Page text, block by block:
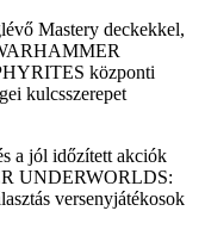
Mastery deckekkel,
központi
kulcsszerepet
a jól időzített akciók
UNDERWORLDS:
versenyjátékosok